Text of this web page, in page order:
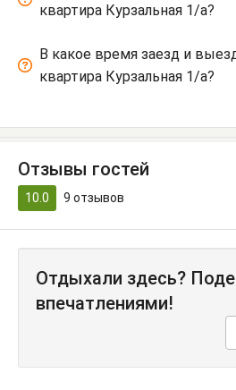
квартира Курзальная 1/а?
В какое время заезд и
квартира Курзальная 1/а?
Отзывы гостей
10.0 9 отзывов
Отдыхали здесь?
впечатлениями!